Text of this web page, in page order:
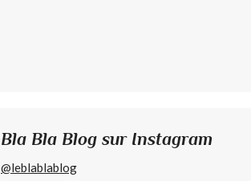
Bla Bla Blog sur Instagram
@leblablablog